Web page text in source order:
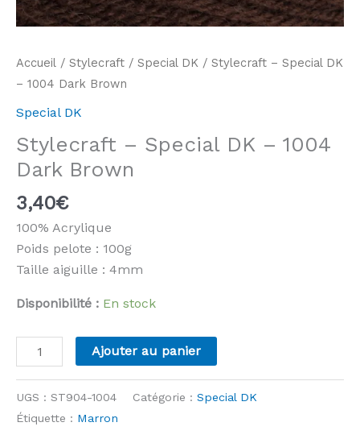
Accueil / Stylecraft / Special DK / Stylecraft – Special DK
– 1004 Dark Brown
Special DK
Stylecraft – Special DK – 1004
Dark Brown
3,40€
100% Acrylique
Poids pelote : 100g
Taille aiguille : 4mm
Disponibilité : En stock
quantité
de
-
Special
Ajouter au panier
UGS : ST904-1004 Catégorie : Special DK
Étiquette : Marron